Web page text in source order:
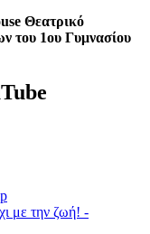
Θεατρικό
του 1ου Γυμνασίου
με την ζωή! -